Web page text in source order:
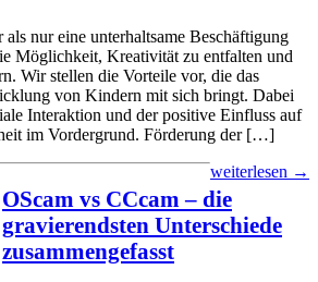
nur eine unterhaltsame Beschäftigung
Möglichkeit, Kreativität zu entfalten und
Wir stellen die Vorteile vor, die das
von Kindern mit sich bringt. Dabei
Interaktion und der positive Einfluss auf
im Vordergrund. Förderung der […]
weiterlesen →
OScam vs CCcam – die
gravierendsten Unterschiede
zusammengefasst